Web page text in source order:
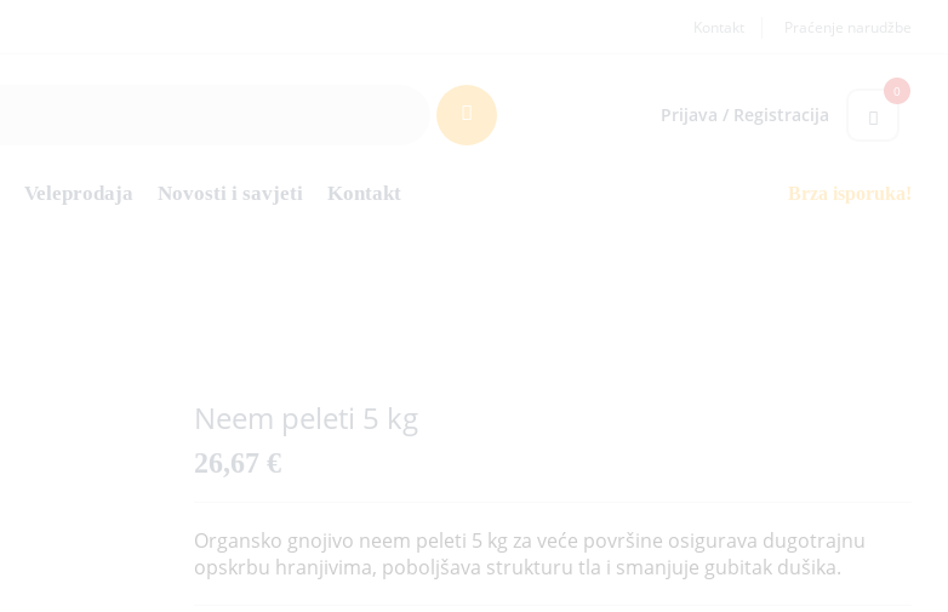
Kontakt Praćenje narudžbe
Prijava / Registracija
0
Veleprodaja Novosti i savjeti Kontakt Brza isporuka!
Neem peleti 5 kg
26,67 €
Organsko gnojivo neem peleti 5 kg za veće površine osigurava dugotrajnu
opskrbu hranjivima, poboljšava strukturu tla i smanjuje gubitak dušika.